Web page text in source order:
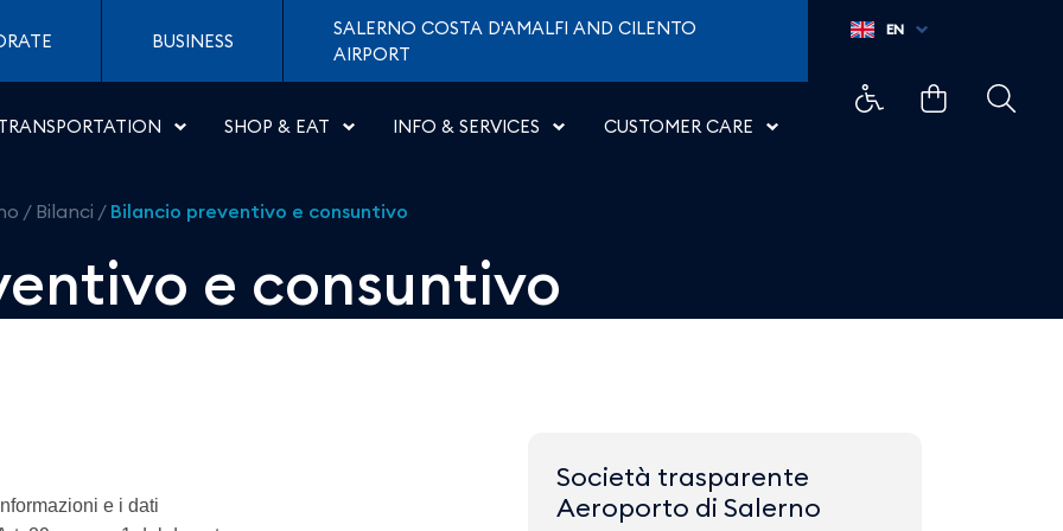
- Aeroporti di Napoli
BUSINESS
SALERNO COSTA D'AMALFI AND CILENTO
AIRPORT
SHOP & EAT INFO & SERVICES CUSTOMER CARE
EN
/ Bilanci / Bilancio preventivo e consuntivo
e consuntivo
e i dati
Società trasparente
Aeroporto di Salerno